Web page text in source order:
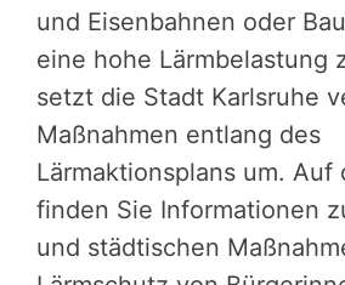
und Eisenbahnen oder
eine hohe Lärmbelastung
setzt die Stadt Karlsruhe
Maßnahmen entlang des
Lärmaktionsplans um. Auf
finden Sie Informationen
und städtischen